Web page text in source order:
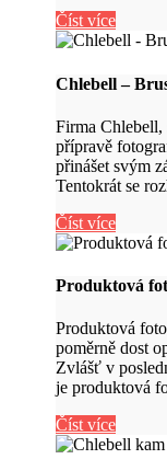
Číst více
Chlebell –
Firma Chlebell,
přípravě
přinášet svým
Tentokrát se
Číst více
Produktová
Produktová
poměrně dost
Zvlášť v
je produktová
Číst více